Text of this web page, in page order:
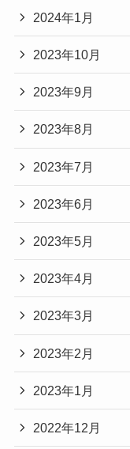
2024年1月
2023年10月
2023年9月
2023年8月
2023年7月
2023年6月
2023年5月
2023年4月
2023年3月
2023年2月
2023年1月
2022年12月